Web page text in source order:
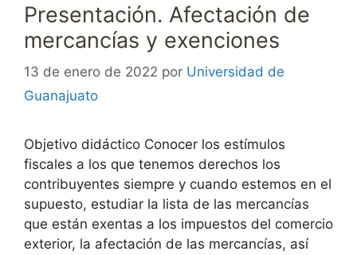
Presentación. Afectación de
mercancías y exenciones
13 de enero de 2022 por Universidad de
Guanajuato
Objetivo didáctico Conocer los estímulos
fiscales a los que tenemos derechos los
contribuyentes siempre y cuando estemos en el
supuesto, estudiar la lista de las mercancías
que están exentas a los impuestos del comercio
exterior, la afectación de las mercancías, así